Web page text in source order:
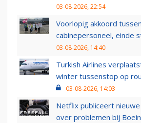
03-08-2026, 22:54
Voorlopig akkoord
cabinepersoneel, einde
03-08-2026, 14:40
Turkish Airlines
winter tussenstop op
03-08-2026, 14:03
Netflix publiceert
over problemen bij